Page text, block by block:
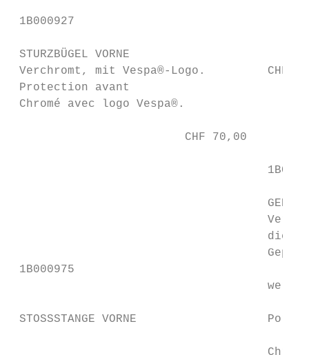
1B000927
STURZBÜGEL VORNE
Verchromt, mit Vespa®-Logo.
Protection avant
Chromé avec logo Vespa®.
                         CHF 70,00
die
1B000975
STOSSSTANGE VORNE                   Porte-